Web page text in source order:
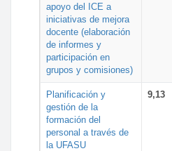
apoyo del ICE a
iniciativas de mejora
docente (elaboración
de informes y
participación en
grupos y comisiones)
Planificación y
gestión de la
formación del
personal a través de
la UFASU
9,13